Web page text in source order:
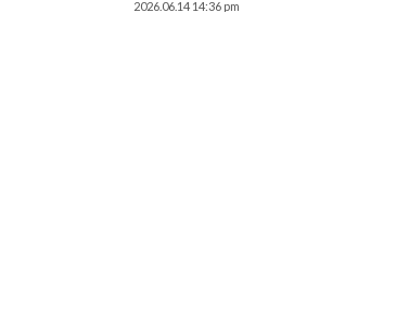
2026.06.14 14:36 pm